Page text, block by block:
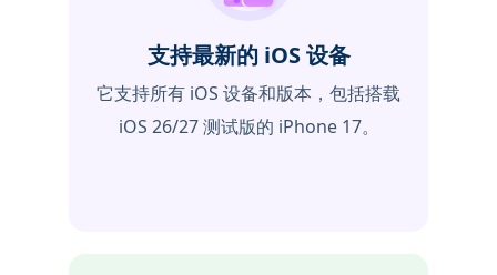
支持最新的 iOS 设备
它支持所有 iOS 设备和版本，包括搭载
iOS 26/27 测试版的 iPhone 17。